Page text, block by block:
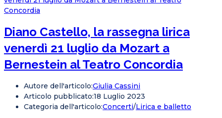
Diano Castello, la rassegna lirica
venerdì 21 luglio da Mozart a
Bernestein al Teatro Concordia
Autore dell'articolo:Giulia Cassini
Articolo pubblicato:18 Luglio 2023
Categoria dell'articolo:Concerti/Lirica e balletto